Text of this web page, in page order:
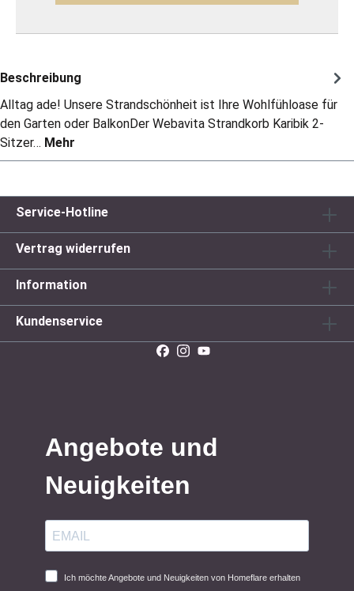
Beschreibung
​Alltag ade! Unsere Strandschönheit ist Ihre Wohlfühloase für
den Garten oder BalkonDer Webavita Strandkorb Karibik 2-
Sitzer… Mehr
Service-Hotline
Vertrag widerrufen
Information
Kundenservice
Angebote und
Neuigkeiten
Ich möchte Angebote und Neuigkeiten von Homeflare erhalten